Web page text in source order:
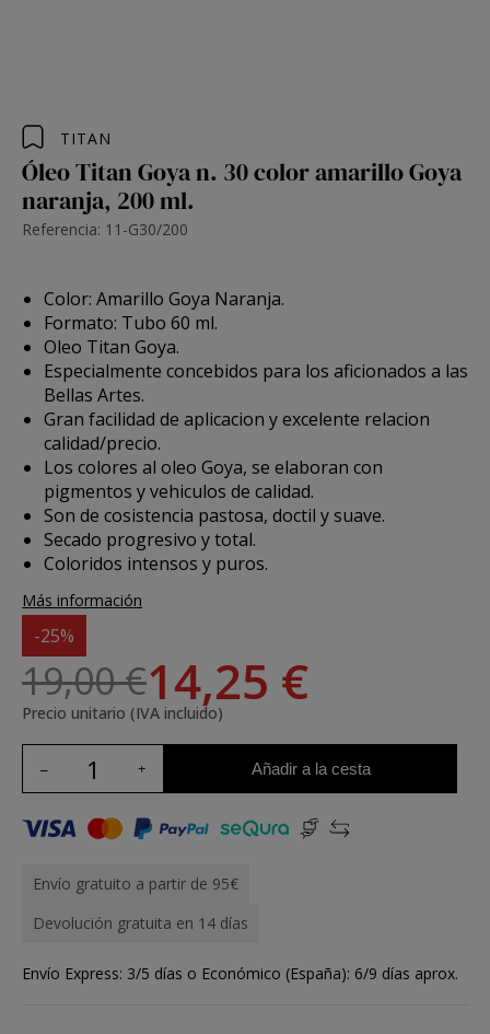
TITAN
Óleo Titan Goya n. 30 color amarillo Goya
naranja, 200 ml.
Referencia: 11-G30/200
Color: Amarillo Goya Naranja.
Formato: Tubo 60 ml.
Oleo Titan Goya.
Especialmente concebidos para los aficionados a las
Bellas Artes.
Gran facilidad de aplicacion y excelente relacion
calidad/precio.
Los colores al oleo Goya, se elaboran con
pigmentos y vehiculos de calidad.
Son de cosistencia pastosa, doctil y suave.
Secado progresivo y total.
Coloridos intensos y puros.
Más información
-25%
19,00 €14,25 €
Precio unitario (IVA incluido)
Añadir a la cesta
Envío gratuito a partir de 95€
Devolución gratuita en 14 días
Envío Express: 3/5 días o Económico (España): 6/9 días aprox.